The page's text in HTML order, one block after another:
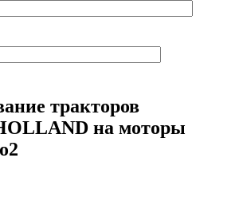
тракторов
на моторы